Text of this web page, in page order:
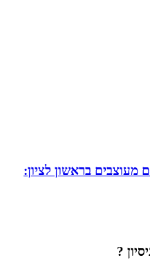
בראשון לציון:
?